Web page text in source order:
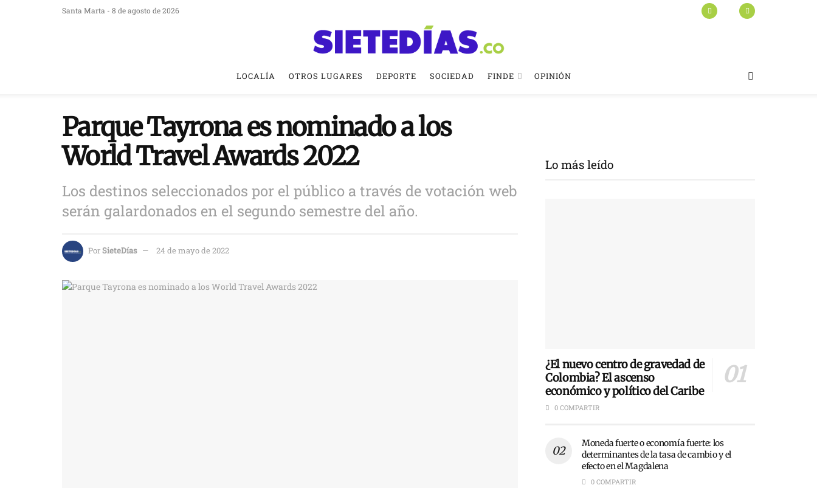
Santa Marta - 8 de agosto de 2026
LOCALÍA OTROS LUGARES DEPORTE SOCIEDAD FINDE OPINIÓN
Parque Tayrona es nominado a los
World Travel Awards 2022
Los destinos seleccionados por el público a través de votación web
serán galardonados en el segundo semestre del año.
PorSieteDías 24 de mayo de 2022
Lo más leído
¿El nuevo centro de gravedad de
Colombia? El ascenso
económico y político del Caribe
0 COMPARTIR
Moneda fuerte o economía fuerte: los
determinantes de la tasa de cambio y el
efecto en el Magdalena
0 COMPARTIR